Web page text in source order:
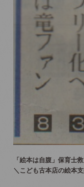
「絵本は自腹」保育士
＼こども古本店の絵本